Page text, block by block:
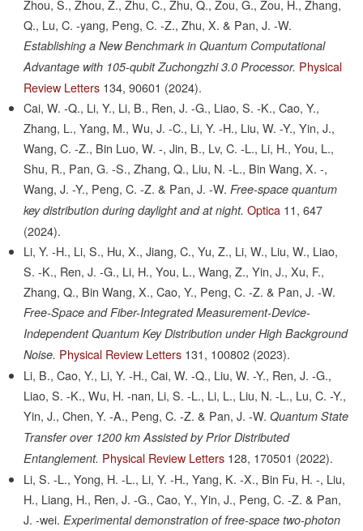
Zhou, S., Zhou, Z., Zhu, C., Zhu, Q., Zou, G., Zou, H., Zhang,
Q., Lu, C. -yang, Peng, C. -Z., Zhu, X. & Pan, J. -W.
Establishing a New Benchmark in Quantum Computational
Advantage with 105-qubit Zuchongzhi 3.0 Processor. Physical
Review Letters 134, 90601 (2024).
Cai, W. -Q., Li, Y., Li, B., Ren, J. -G., Liao, S. -K., Cao, Y.,
Zhang, L., Yang, M., Wu, J. -C., Li, Y. -H., Liu, W. -Y., Yin, J.,
Wang, C. -Z., Bin Luo, W. -, Jin, B., Lv, C. -L., Li, H., You, L.,
Shu, R., Pan, G. -S., Zhang, Q., Liu, N. -L., Bin Wang, X. -,
Wang, J. -Y., Peng, C. -Z. & Pan, J. -W. Free-space quantum
key distribution during daylight and at night. Optica 11, 647
(2024).
Li, Y. -H., Li, S., Hu, X., Jiang, C., Yu, Z., Li, W., Liu, W., Liao,
S. -K., Ren, J. -G., Li, H., You, L., Wang, Z., Yin, J., Xu, F.,
Zhang, Q., Bin Wang, X., Cao, Y., Peng, C. -Z. & Pan, J. -W.
Free-Space and Fiber-Integrated Measurement-Device-
Independent Quantum Key Distribution under High Background
Noise. Physical Review Letters 131, 100802 (2023).
Li, B., Cao, Y., Li, Y. -H., Cai, W. -Q., Liu, W. -Y., Ren, J. -G.,
Liao, S. -K., Wu, H. -nan, Li, S. -L., Li, L., Liu, N. -L., Lu, C. -Y.,
Yin, J., Chen, Y. -A., Peng, C. -Z. & Pan, J. -W. Quantum State
Transfer over 1200 km Assisted by Prior Distributed
Entanglement. Physical Review Letters 128, 170501 (2022).
Li, S. -L., Yong, H. -L., Li, Y. -H., Yang, K. -X., Bin Fu, H. -, Liu,
H., Liang, H., Ren, J. -G., Cao, Y., Yin, J., Peng, C. -Z. & Pan,
J. -wei. Experimental demonstration of free-space two-photon